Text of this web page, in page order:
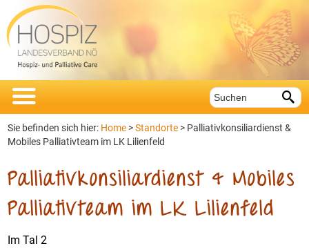
 
Sie befinden sich hier: Home >Standorte > Palliativkonsiliardienst &
Mobiles Palliativteam im LK Lilienfeld
Palliativkonsiliardienst & Mobiles
Palliativteam im LK Lilienfeld
Im Tal 2